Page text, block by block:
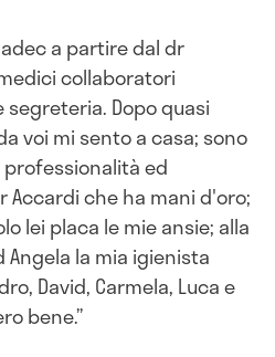
a partire dal dr
collaboratori
Dopo quasi
voi mi sento a casa; sono
ed
Accardi che ha mani d'oro;
lei placa le mie ansie; alla
la mia igienista
David, Carmela, Luca e
bene.